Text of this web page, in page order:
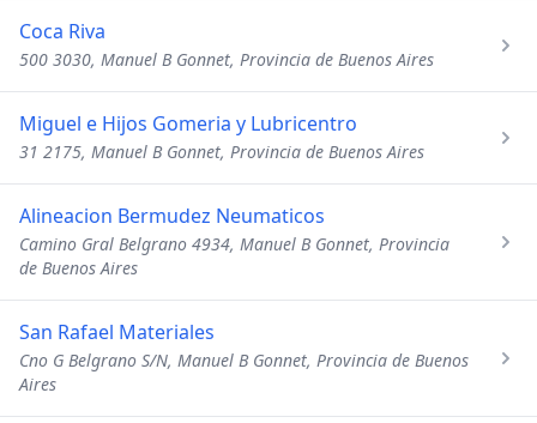
Coca Riva
500 3030, Manuel B Gonnet, Provincia de Buenos Aires
Miguel e Hijos Gomeria y Lubricentro
31 2175, Manuel B Gonnet, Provincia de Buenos Aires
Alineacion Bermudez Neumaticos
Camino Gral Belgrano 4934, Manuel B Gonnet, Provincia
de Buenos Aires
San Rafael Materiales
Cno G Belgrano S/N, Manuel B Gonnet, Provincia de Buenos
Aires